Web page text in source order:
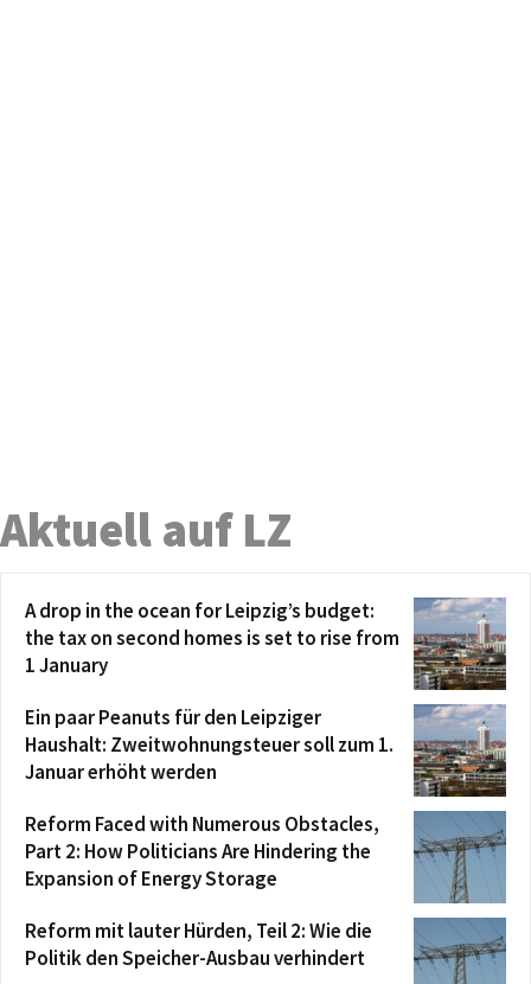
Aktuell auf LZ
A drop in the ocean for Leipzig’s budget:
the tax on second homes is set to rise from
1 January
Ein paar Peanuts für den Leipziger
Haushalt: Zweitwohnungsteuer soll zum 1.
Januar erhöht werden
Reform Faced with Numerous Obstacles,
Part 2: How Politicians Are Hindering the
Expansion of Energy Storage
Reform mit lauter Hürden, Teil 2: Wie die
Politik den Speicher-Ausbau verhindert